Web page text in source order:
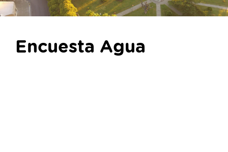
Encuesta Agua